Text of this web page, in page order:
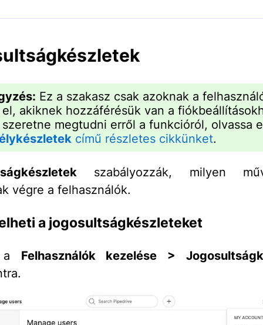
Ez a szakasz csak azoknak a
akiknek hozzáférésük van a
megtudni erről a funkcióról, olvassa
című részletes cikkünket.
szabályozzák, milyen
végre a felhasználók.
a jogosultságkészleteket
a Felhasználók kezelése >